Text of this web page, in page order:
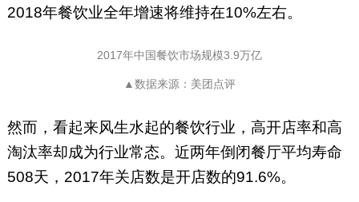
2018年餐饮业全年增速将维持在10%左右。
2017年中国餐饮市场规模3.9万亿
▲数据来源：美团点评
然而，看起来风生水起的餐饮行业，高开店率和高
淘汰率却成为行业常态。近两年倒闭餐厅平均寿命
508天，2017年关店数是开店数的91.6%。